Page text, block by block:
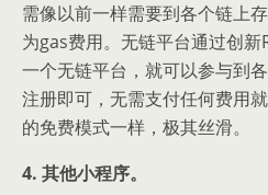
需像以前一样需要到各个链上
为gas费用。无链平台通过创
一个无链平台，就可以参与到
注册即可，无需支付任何费用
的免费模式一样，极其丝滑。
4. 其他小程序。